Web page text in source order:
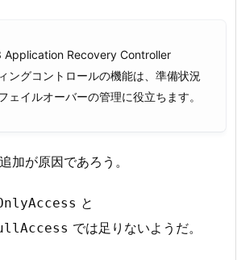
Application Recovery Controller
ングコントロールの機能は、準備状況
ェイルオーバーの管理に役立ちます。
加が原因であろう。
と
では足りないようだ。